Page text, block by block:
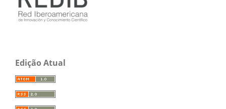
Edição Atual